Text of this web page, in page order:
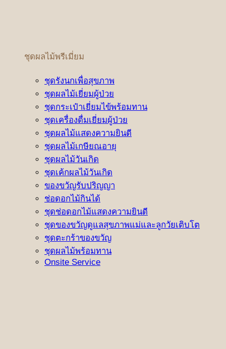
ชุดผลไม้พรีเมี่ยม
ชุดรังนกเพื่อสุขภาพ
ชุดผลไม้เยี่ยมผู้ป่วย
ชุดกระเป๋าเยี่ยมไข้พร้อมทาน
ชุดเครื่องดื่มเยี่ยมผู้ป่วย
ชุดผลไม้แสดงความยินดี
ชุดผลไม้เกษียณอายุ
ชุดผลไม้วันเกิด
ชุดเค้กผลไม้วันเกิด
ของขวัญรับปริญญา
ช่อดอกไม้กินได้
ชุดช่อดอกไม้แสดงความยินดี
ชุดของขวัญดูแลสุขภาพแม่และลูกวัยเติบโต
ชุดตะกร้าของขวัญ
ชุดผลไม้พร้อมทาน
Onsite Service